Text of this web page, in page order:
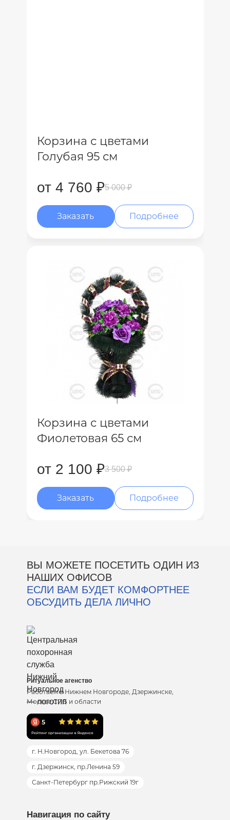
Корзина с цветами
Голубая 95 см
от 4 760 ₽5 000 ₽
Заказать Подробнее
Корзина с цветами
Фиолетовая 65 см
от 2 100 ₽3 500 ₽
Заказать Подробнее
ВЫ МОЖЕТЕ ПОСЕТИТЬ ОДИН ИЗ
НАШИХ ОФИСОВ
ЕСЛИ ВАМ БУДЕТ КОМФОРТНЕЕ
ОБСУДИТЬ ДЕЛА ЛИЧНО
Ритуальное агенство
Работаем в Нижнем Новгороде, Дзержинске,
Москве,СПБ и области
г. Н.Новгород, ул. Бекетова 76
г. Дзержинск, пр.Ленина 59
Санкт-Петербург пр.Рижский 19г
Навигация по сайту